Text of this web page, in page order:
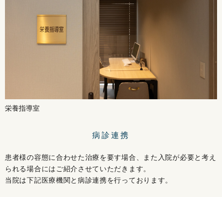
栄養指導室
病診連携
患者様の容態に合わせた治療を要す場合、また入院が必要と考え
られる場合にはご紹介させていただきます。
当院は下記医療機関と病診連携を行っております。